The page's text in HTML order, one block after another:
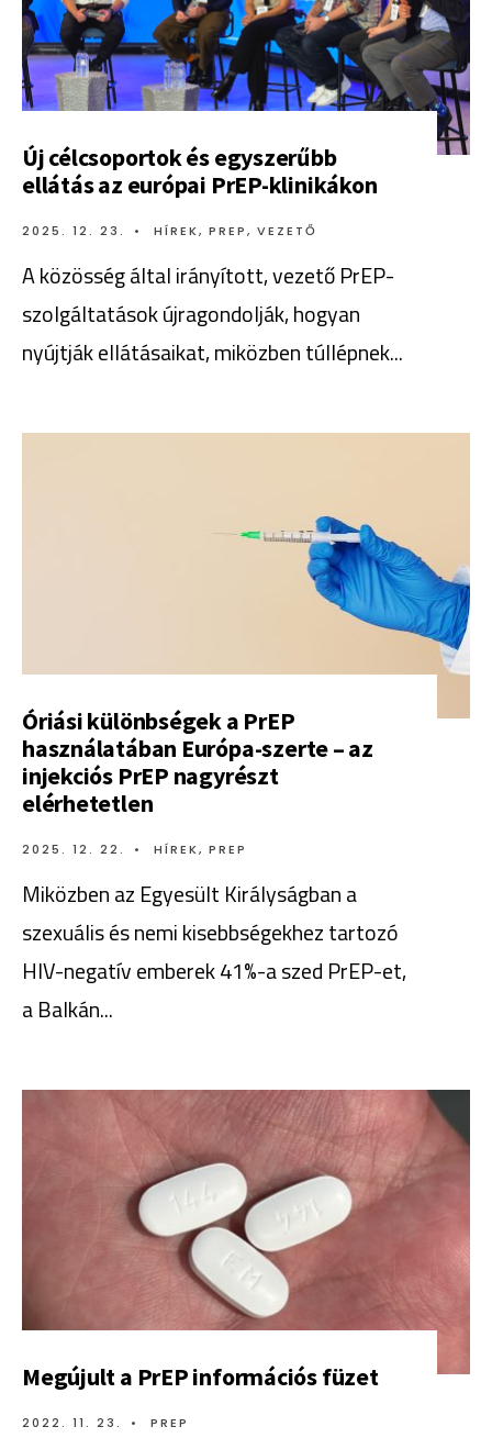
Új célcsoportok és egyszerűbb
ellátás az európai PrEP-klinikákon
2025. 12. 23. • HÍREK, PREP, VEZETŐ
A közösség által irányított, vezető PrEP-
szolgáltatások újragondolják, hogyan
nyújtják ellátásaikat, miközben túllépnek...
Óriási különbségek a PrEP
használatában Európa-szerte – az
injekciós PrEP nagyrészt
elérhetetlen
2025. 12. 22. • HÍREK, PREP
Miközben az Egyesült Királyságban a
szexuális és nemi kisebbségekhez tartozó
HIV-negatív emberek 41%-a szed PrEP-et,
a Balkán...
Megújult a PrEP információs füzet
2022. 11. 23. • PREP